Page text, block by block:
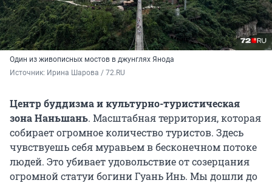
Один из живописных мостов в джунглях Янода
Источник: Ирина Шарова / 72.RU
Центр буддизма и культурно-туристическая
зона Наньшань. Масштабная территория, которая
собирает огромное количество туристов. Здесь
чувствуешь себя муравьем в бесконечном потоке
людей. Это убивает удовольствие от созерцания
огромной статуи богини Гуань Инь. Мы дошли до